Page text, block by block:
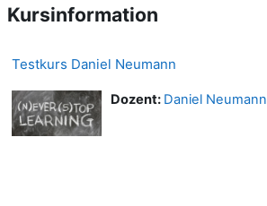
Kursinformation
Testkurs Daniel Neumann
Dozent: Daniel Neumann